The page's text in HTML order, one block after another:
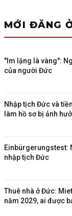
MỚI ĐĂNG
"Im lặng là vàng":
của người Đức
Nhập tịch Đức và
làm hồ sơ bị ảnh
Einbürgerungstest:
nhập tịch Đức
Thuê nhà ở Đức:
năm 2029, ai được